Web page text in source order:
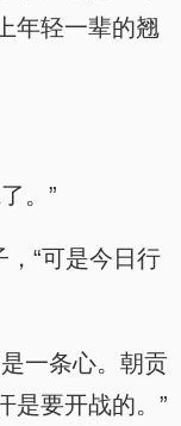
年轻一辈的翘
。”
，“可是今日行
一条心。朝贡
是要开战的。”